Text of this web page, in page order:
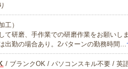
工）
て研磨、手作業での研磨作業をお願いし
出勤の場合あり。2パターンの勤務時間…
/ ブランクOK / パソコンスキル不要 / 英